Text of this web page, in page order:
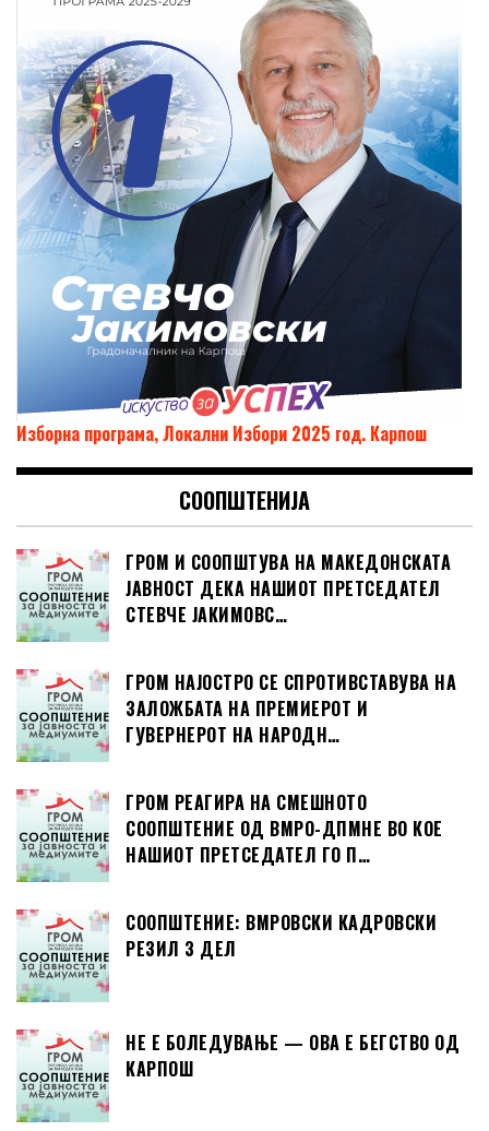
Изборна програма, Локални Избори 2025 год. Карпош
СООПШТЕНИЈА
ГРОМ И СООПШТУВА НА МАКЕДОНСКАТА
ЈАВНОСТ ДЕКА НАШИОТ ПРЕТСЕДАТЕЛ
СТЕВЧЕ ЈАКИМОВС…
ГРОМ НАЈОСТРО СЕ СПРОТИВСТАВУВА НА
ЗАЛОЖБАТА НА ПРЕМИЕРОТ И
ГУВЕРНЕРОТ НА НАРОДН…
ГРОМ РЕАГИРА НА СМЕШНОТО
СООПШТЕНИЕ ОД ВМРО-ДПМНЕ ВО КОЕ
НАШИОТ ПРЕТСЕДАТЕЛ ГО П…
СООПШТЕНИЕ: ВМРОВСКИ КАДРОВСКИ
РЕЗИЛ 3 ДЕЛ
НЕ Е БОЛЕДУВАЊЕ — ОВА Е БЕГСТВО ОД
КАРПОШ